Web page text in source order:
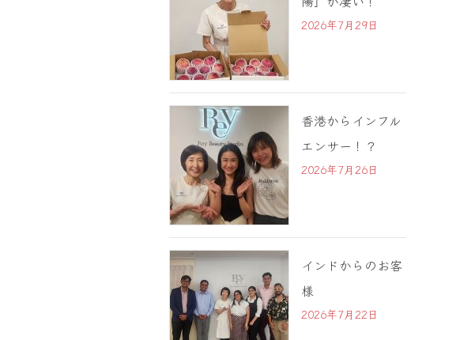
2026年7月29日
香港からインフル
エンサー！？
2026年7月26日
インドからのお客
様
2026年7月22日